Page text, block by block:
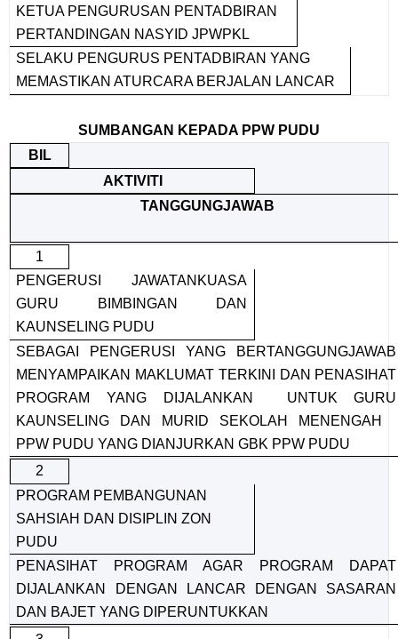
KETUA PENGURUSAN PENTADBIRAN
PERTANDINGAN NASYID JPWPKL
SELAKU PENGURUS PENTADBIRAN YANG
MEMASTIKAN ATURCARA BERJALAN LANCAR
SUMBANGAN KEPADA PPW PUDU
BIL
AKTIVITI
TANGGUNGJAWAB
1
PENGERUSI JAWATANKUASA
GURU BIMBINGAN DAN
KAUNSELING PUDU
SEBAGAI PENGERUSI YANG BERTANGGUNGJAWAB
MENYAMPAIKAN MAKLUMAT TERKINI DAN PENASIHAT
PROGRAM YANG DIJALANKAN UNTUK GURU
KAUNSELING DAN MURID SEKOLAH MENENGAH
PPW PUDU YANG DIANJURKAN GBK PPW PUDU
2
PROGRAM PEMBANGUNAN
SAHSIAH DAN DISIPLIN ZON
PUDU
PENASIHAT PROGRAM AGAR PROGRAM DAPAT
DIJALANKAN DENGAN LANCAR DENGAN SASARAN
DAN BAJET YANG DIPERUNTUKKAN